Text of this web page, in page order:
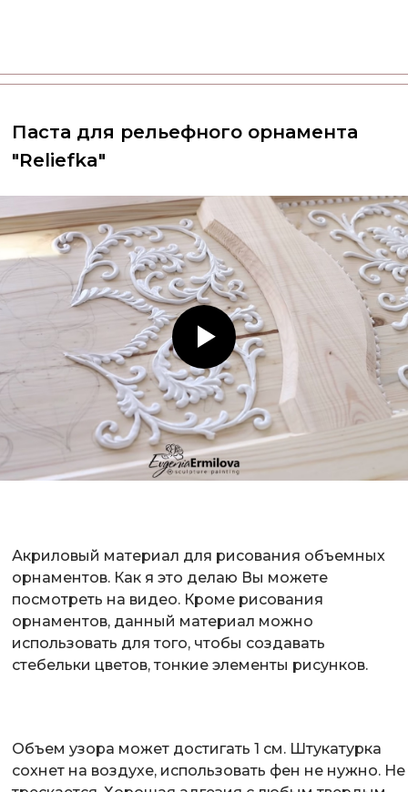
Акриловый материал для рисования объемных
орнаментов. Как я это делаю Вы можете
посмотреть на видео. Кроме рисования
орнаментов, данный материал можно
использовать для того, чтобы создавать
стебельки цветов, тонкие элементы рисунков.
Паста для рельефного орнамента
"Reliefka"
Объем узора может достигать 1 см. Штукатурка
сохнет на воздухе, использовать фен не нужно. Не